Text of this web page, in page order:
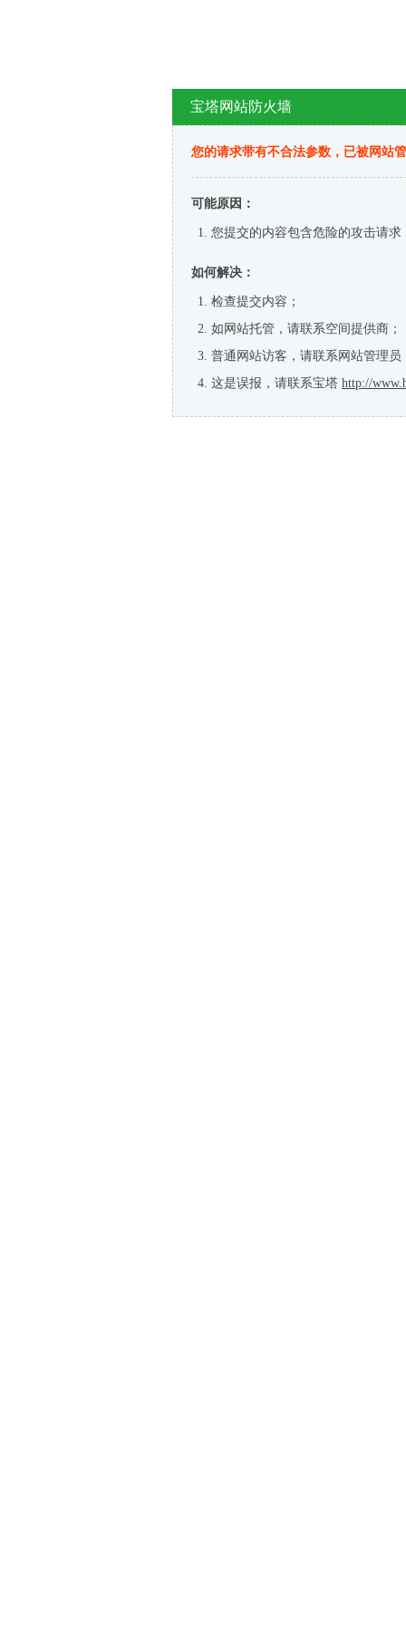
宝塔网站防火墙
您的请求带有不合法参数，已被网站
可能原因：
您提交的内容包含危险的攻击请求
如何解决：
检查提交内容；
如网站托管，请联系空间提供商；
普通网站访客，请联系网站管理员
这是误报，请联系宝塔 http://